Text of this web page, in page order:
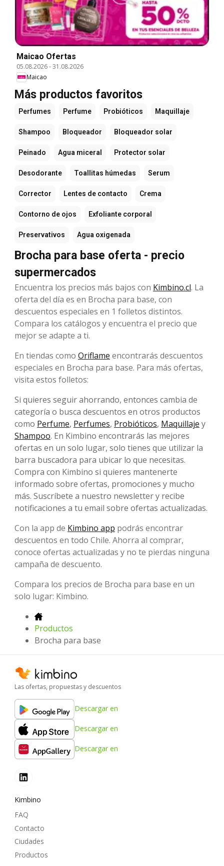
Maicao Ofertas
05.08.2026-31.08.2026
Maicao
Más productos favoritos
Perfumes Perfume Probióticos Maquillaje
Shampoo Bloqueador Bloqueador solar
Peinado Agua miceral Protector solar
Desodorante Toallitas húmedas Serum
Corrector Lentes de contacto Crema
Contorno de ojos Exfoliante corporal
Preservativos Agua oxigenada
Brocha para base oferta - precio
supermercados
Encuentra los precios más bajos con Kimbino.cl. La
oferta del día es en Brocha para base, con
descuentos especiales en 1 folletos distintos.
Compara los catálogos y encuentra el precio que
mejor se adapte a ti.
En tiendas como Oriflame encontrarás descuentos
especiales en Brocha para base. Para más ofertas,
visita estos folletos:
Si quieres seguir ahorrando, entonces cambia de
categoría o busca descuentos en otros productos
como Perfume, Perfumes, Probióticos, Maquillaje y
Shampoo. En Kimbino encontrarás las mejores
ofertas en un solo lugar, solo tienes que utilizar la
barra buscadora para ubicar lo que necesitas.
Compra con Kimbino si quieres mantenerte
informado sobre ofertas, promociones y mucho
más. Suscríbete a nuestro newsletter y recibe
notificaciones a tu email sobre ofertas actualizadas.
Con la app de Kimbino app podrás encontrar
descuentos en todo Chile. Ahorra al comprar,
conoce ofertas actualizadas y no te pierdas ninguna
campaña de descuento.
Compara los precios de Brocha para base en un
solo lugar: Kimbino.
Productos
Brocha para base
Las ofertas, propuestas y descuentos
Descargar en
Descargar en
Descargar en
Kimbino
FAQ
Contacto
Ciudades
Productos